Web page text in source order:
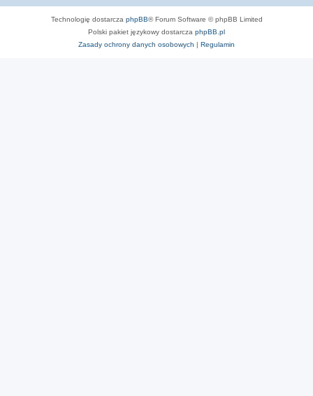
Technologię dostarcza phpBB® Forum Software © phpBB Limited
Polski pakiet językowy dostarcza phpBB.pl
Zasady ochrony danych osobowych | Regulamin